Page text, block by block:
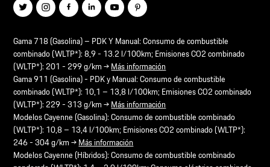
Gama 718 (Gasolina) – PDK Y Manual: Consumo de combustible
combinado (WLTP*): 8,9 - 13.2 l/100km; Emisiones CO2 combinado
(WLTP*): 201 - 299 g/km →Más información
Gama 911 (Gasolina) - PDK y Manual: Consumo de combustible
combinado (WLTP*): 10,1 – 13,8 l/100km; Emisiones CO2 combinado
(WLTP*): 229 - 313 g/km →Más información
Modelos Cayenne (Gasolina): Consumo de combustible combinado
(WLTP*): 10,8 – 13,4 l/100km; Emisiones CO2 combinado (WLTP*):
246 - 304 g/km →Más información
Modelos Cayenne (Híbridos): Consumo de combustible combinado